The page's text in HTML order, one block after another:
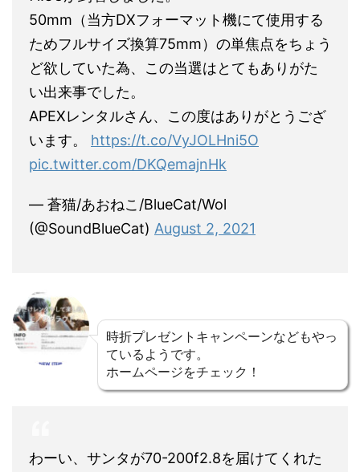
50mm（当方DXフォーマット機にて使用する
ためフルサイズ換算75mm）の単焦点をちょう
ど欲していた為、この当選はとてもありがた
い出来事でした。
APEXレンタルさん、この度はありがとうござ
います。 https://t.co/VyJOLHni5O
pic.twitter.com/DKQemajnHk
— 蒼猫/あおねこ/BlueCat/Wol
(@SoundBlueCat) August 2, 2021
時折プレゼントキャンペーンなどもやっ
ているようです。
ホームページをチェック！
わーい、サンタが70-200f2.8を届けてくれた